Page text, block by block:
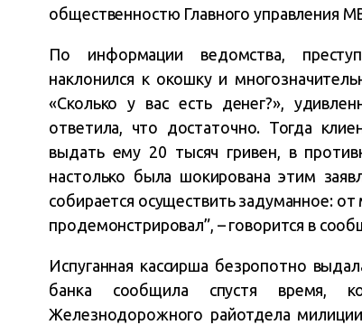
общественностю Главного управления
По информации ведомства,
наклонился к окошку и
«Сколько у вас есть денег?»,
ответила, что достаточно. Тогда
выдать ему 20 тысяч гривен, в
настолько была шокирована этим
собирается осуществить задуманное:
продемонстрировал”, – говорится в
Испуганная кассирша безропотно
банка сообщила спустя время,
Железнодорожного райотдела